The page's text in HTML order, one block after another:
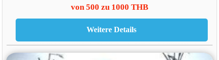
von 500 zu 1000 THB